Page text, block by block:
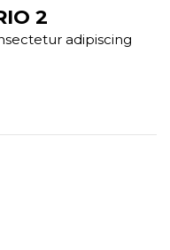
2
adipiscing